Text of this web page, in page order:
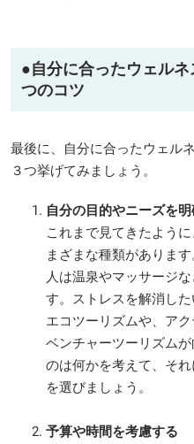
●自分に合ったウェル
つのコツ
最後に、自分に合ったウェル
３つ挙げてみましょう。
自分の目的やニーズを
これまで見てきたよう
まざまな種類がありま
人は温泉やマッサージ
す。ストレスを解消し
エコツーリズムや、ア
ベンチャーツーリズム
のは何かを考えて、そ
を選びましょう。
予算や時間を考慮する